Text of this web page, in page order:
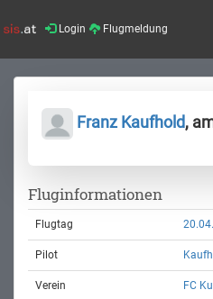
Login Flugmeldung
Franz Kaufhold,
Fluginformationen
Flugtag
Pilot
Verein FC